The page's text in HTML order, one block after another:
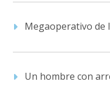
Megaoperativo de
Un hombre con